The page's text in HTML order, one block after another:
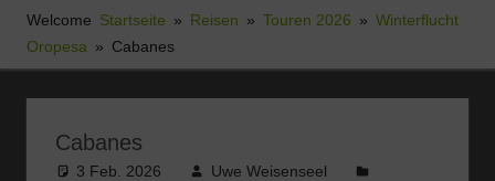
und
alles
Sonstige
rund
Ferien
Welcome Startseite Reisen Touren 2026
Winterflucht
Oropesa
Cabanes
Cabanes
3 Feb. 2026
Uwe Weisenseel